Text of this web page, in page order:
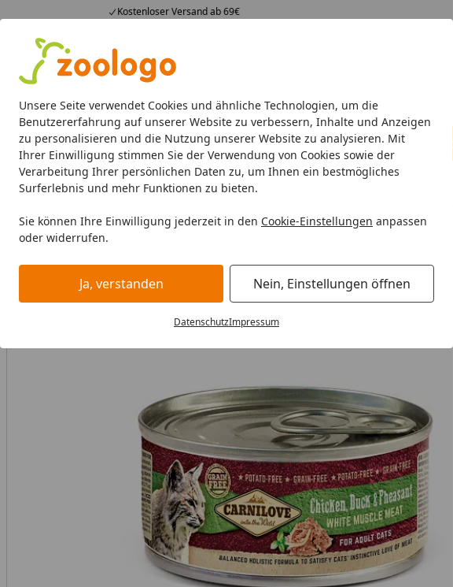
Unsere Seite verwendet Cookies und ähnliche Technologien, um die
Benutzererfahrung auf unserer Website zu verbessern, Inhalte und Anzeigen
zu personalisieren und die Nutzung unserer Website zu analysieren. Mit
Ihrer Einwilligung stimmen Sie der Verwendung von Cookies sowie der
Verarbeitung Ihrer persönlichen Daten zu, um Ihnen ein bestmögliches
Surferlebnis und mehr Funktionen zu bieten.
Sie können Ihre Einwilligung jederzeit in den Cookie-Einstellungen anpassen
oder widerrufen.
Ja, verstanden Nein, Einstellungen öffnen
DatenschutzImpressum
Kostenloser Versand ab 69€
4,73
23.591 Bewertungen
Alle Produkte
Alle Produkte Angebote Neuheiten Sommerhits Suche
Katze Katzenfutter Futternäpfe & Trinkbrunnen
Startseite
Katze Katzenfutter Nassfutter CARNILOVE 100 Gramm Katzennassfutter